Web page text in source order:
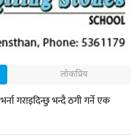
लोकप्रिय
भर्ना गराइदिन्छु भन्दै ठगी गर्ने एक